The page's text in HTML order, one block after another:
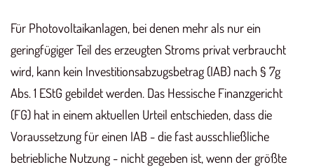
Für Photovoltaikanlagen, bei denen mehr als nur ein
geringfügiger Teil des erzeugten Stroms privat verbraucht
wird, kann kein Investitionsabzugsbetrag (IAB) nach § 7g
Abs. 1 EStG gebildet werden. Das Hessische Finanzgericht
(FG) hat in einem aktuellen Urteil entschieden, dass die
Voraussetzung für einen IAB - die fast ausschließliche
betriebliche Nutzung - nicht gegeben ist, wenn der größte